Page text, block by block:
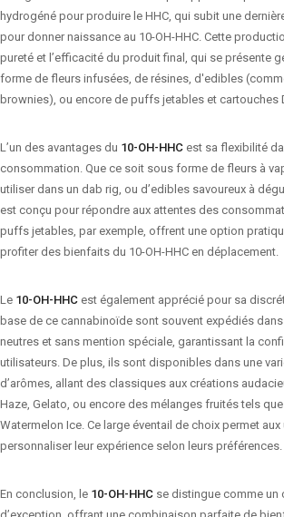
hydrogéné pour produire le HHC, qui subit une
pour donner naissance au 10-OH-HHC. Cette
pureté et l’efficacité du produit final, qui se présente
forme de fleurs infusées, de résines, d'edibles
brownies), ou encore de puffs jetables et cartouches
L’un des avantages du 10-OH-HHC est sa flexibilité
consommation. Que ce soit sous forme de fleurs à
utiliser dans un dab rig, ou d’edibles savoureux à
est conçu pour répondre aux attentes des
puffs jetables, par exemple, offrent une option
profiter des bienfaits du 10-OH-HHC en déplacement.
Le 10-OH-HHC est également apprécié pour sa
base de ce cannabinoïde sont souvent expédiés
neutres et sans mention spéciale, garantissant la
utilisateurs. De plus, ils sont disponibles dans une
d’arômes, allant des classiques aux créations
Haze, Gelato, ou encore des mélanges fruités tels
Watermelon Ice. Ce large éventail de choix permet
personnaliser leur expérience selon leurs préférences.
En conclusion, le 10-OH-HHC se distingue comme un